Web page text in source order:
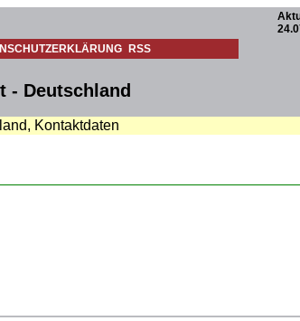
RSS
- Deutschland
Kontaktdaten